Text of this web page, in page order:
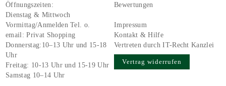
Öffnungszeiten:
Dienstag & Mittwoch
Vormittag/Anmelden Tel. o.
email:Privat Shopping
Donnerstag:10–13 Uhr und 15-18
Uhr
Freitag: 10-13 Uhr und 15-19 Uhr
Samstag 10–14 Uhr
Bewertungen
Impressum
Kontakt & Hilfe
Vertreten durch IT-Recht Kanzlei
Vertrag widerrufen